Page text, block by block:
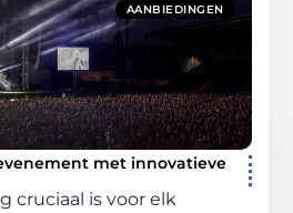
AANBIEDINGEN
met innovatieve
cruciaal is voor elk